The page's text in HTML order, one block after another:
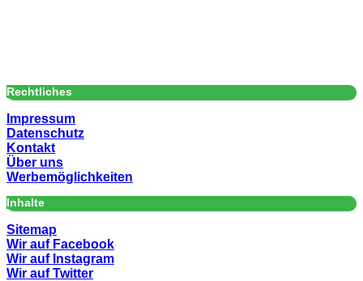
Rechtliches
Impressum
Datenschutz
Kontakt
Über uns
Werbemöglichkeiten
Inhalte
Sitemap
Wir auf Facebook
Wir auf Instagram
Wir auf Twitter